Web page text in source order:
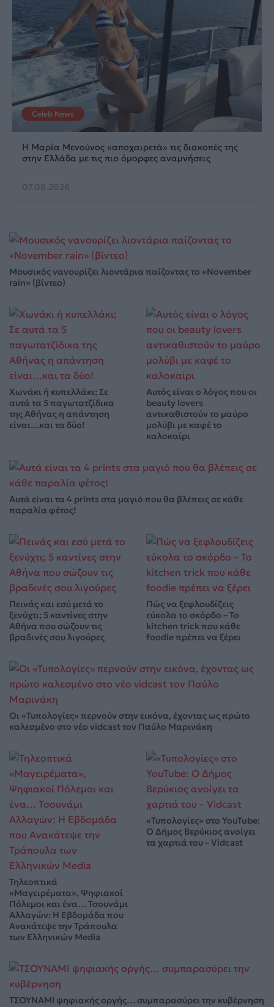
Celeb News
Η Μαρία Μενούνος «αποχαιρετά» τις διακοπές της
στην Ελλάδα με τις πιο όμορφες αναμνήσεις
07.08.2026
Μουσικός νανουρίζει λιοντάρια παίζοντας το «November
rain» (βίντεο)
Χωνάκι ή κυπελλάκι; Σε
αυτά τα 5 παγωτατζίδικα
της Αθήνας η απάντηση
είναι…και τα δύο!
Αυτός είναι ο λόγος που οι
beauty lovers
αντικαθιστούν το μαύρο
μολύβι με καφέ το
καλοκαίρι
Αυτά είναι τα 4 prints στα μαγιό που θα βλέπεις σε κάθε
παραλία φέτος!
Πεινάς και εσύ μετά το
ξενύχτι; 5 καντίνες στην
Αθήνα που σώζουν τις
βραδινές σου λιγούρες
Πώς να ξεφλουδίζεις
εύκολα το σκόρδο – Το
kitchen trick που κάθε
foodie πρέπει να ξέρει
Οι «Τυπολογίες» περνούν στην εικόνα, έχοντας ως πρώτο
καλεσμένο στο νέο vidcast τον Παύλο Μαρινάκη
Τηλεοπτικά
«Μαγειρέματα», Ψηφιακοί
Πόλεμοι και ένα… Τσουνάμι
Αλλαγών: Η Εβδομάδα που
Ανακάτεψε την Τράπουλα
των Ελληνικών Media
«Τυπολογίες» στο YouTube:
Ο Δήμος Βερύκιος ανοίγει
τα χαρτιά του – Vidcast
ΤΣΟΥΝΑΜΙ ψηφιακής οργής… συμπαρασύρει την κυβέρνηση